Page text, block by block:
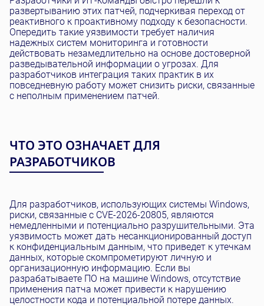
развертыванию этих патчей, подчеркивая переход от
реактивного к проактивному подходу к безопасности.
Опередить такие уязвимости требует наличия
надежных систем мониторинга и готовности
действовать незамедлительно на основе достоверной
разведывательной информации о угрозах. Для
разработчиков интеграция таких практик в их
повседневную работу может снизить риски, связанные
с неполным применением патчей.
ЧТО ЭТО ОЗНАЧАЕТ ДЛЯ
РАЗРАБОТЧИКОВ
Для разработчиков, использующих системы Windows,
риски, связанные с CVE-2026-20805, являются
немедленными и потенциально разрушительными. Эта
уязвимость может дать несанкционированный доступ
к конфиденциальным данным, что приведет к утечкам
данных, которые скомпрометируют личную и
организационную информацию. Если вы
разрабатываете ПО на машине Windows, отсутствие
применения патча может привести к нарушению
целостности кода и потенциальной потере данных.